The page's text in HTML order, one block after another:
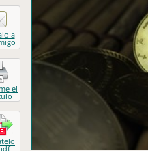
a
el